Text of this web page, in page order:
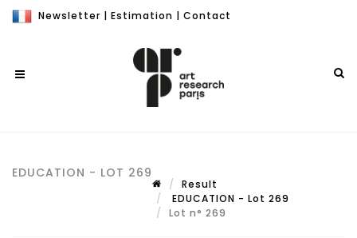
Newsletter | Estimation | Contact
EDUCATION - LOT 269
Result
EDUCATION - Lot 269
Lot n° 269